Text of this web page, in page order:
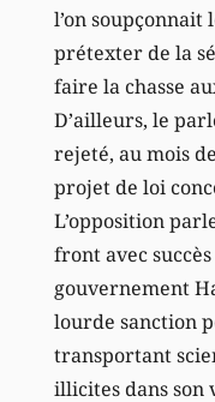
l’on soupçonnait
prétexter de la
faire la chasse
D’ailleurs, le
rejeté, au mois
projet de loi
L’opposition
front avec
gouvernement
lourde sanction
transportant
illicites dans son